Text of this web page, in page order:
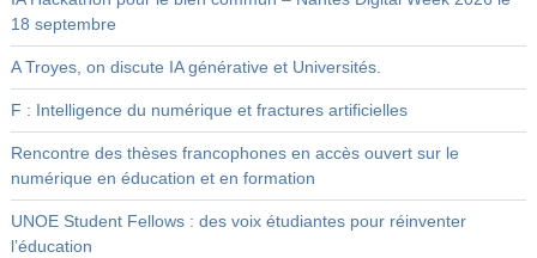
18 septembre
A Troyes, on discute IA générative et Universités.
F : Intelligence du numérique et fractures artificielles
Rencontre des thèses francophones en accès ouvert sur le
numérique en éducation et en formation
UNOE Student Fellows : des voix étudiantes pour réinventer
l’éducation